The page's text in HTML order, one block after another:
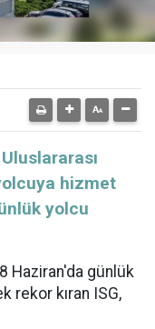
hizmet
yolcu
Haziran'da günlük
rekor kıran ISG,